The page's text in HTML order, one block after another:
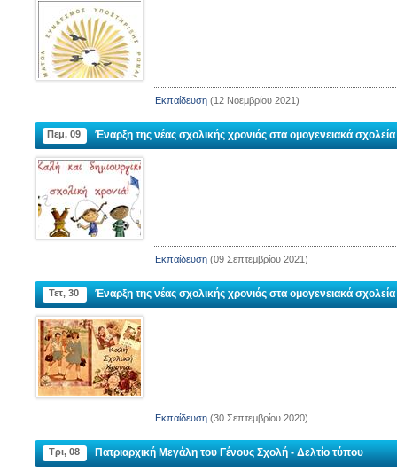
Εκπαίδευση (12 Νοεμβρίου 2021)
Πεμ, 09 Έναρξη της νέας σχολικής χρονιάς στα ομογενειακά σχολεία
Εκπαίδευση (09 Σεπτεμβρίου 2021)
Τετ, 30 Έναρξη της νέας σχολικής χρονιάς στα ομογενειακά σχολεία
Εκπαίδευση (30 Σεπτεμβρίου 2020)
Τρι, 08 Πατριαρχική Μεγάλη του Γένους Σχολή - Δελτίο τύπου
Διεύθυνση :
Ηλεκτρονική διεύθυνση
agiaparaskevi.beykoz@gmail.com